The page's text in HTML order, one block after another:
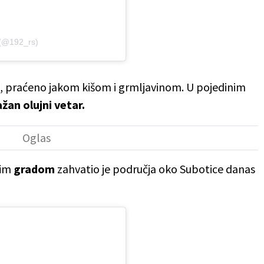
, praćeno jakom kišom i grmljavinom. U pojedinim
olujni vetar.
gradom zahvatio je područja oko Subotice danas